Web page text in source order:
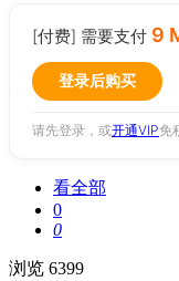
[付费] 需要支付 9
登录后购买
请先登录，或开通VIP免
看全部
0
0
浏览 6399